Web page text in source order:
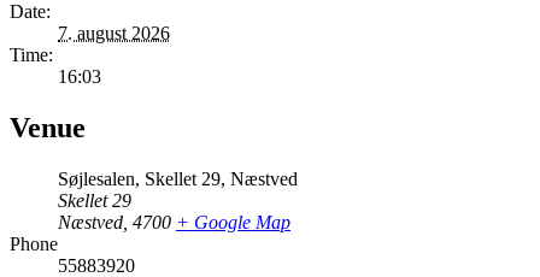
Date:
7. august 2026
Time:
16:03
Venue
Søjlesalen, Skellet 29, Næstved
Skellet 29
Næstved 4700 + Google Map
Phone
55883920